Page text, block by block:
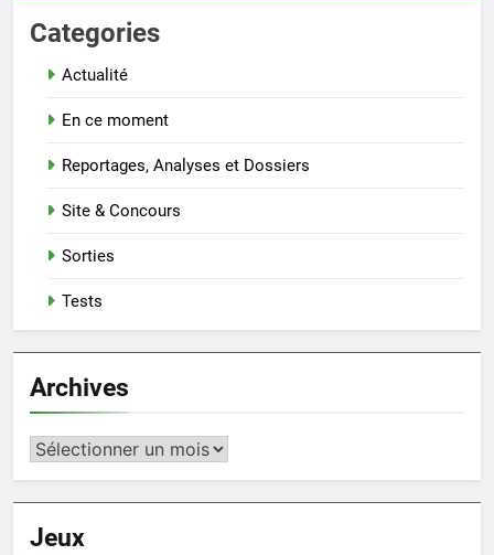
Categories
Actualité
En ce moment
Reportages, Analyses et Dossiers
Site & Concours
Sorties
Tests
Archives
Archives
Jeux